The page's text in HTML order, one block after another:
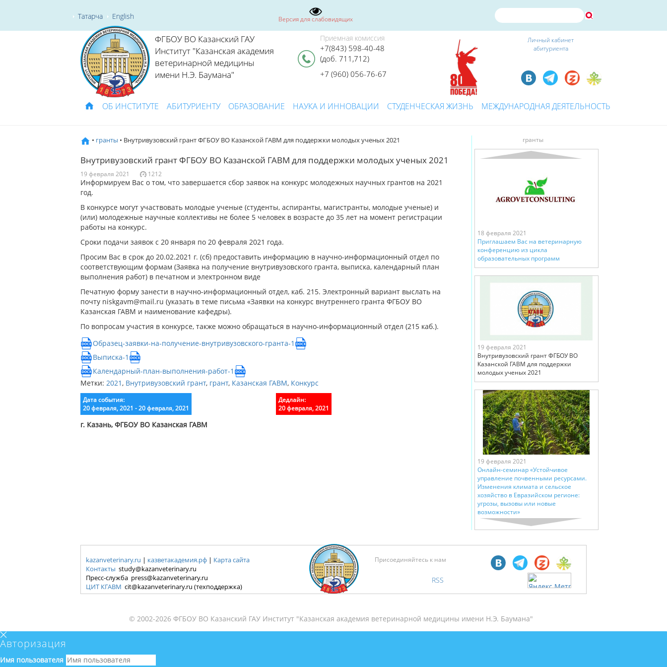
Татарча English Версия для слабовидящих
ФГБОУ ВО Казанский ГАУ
Институт "Казанская академия
ветеринарной медицины
имени Н.Э. Баумана"
Приемная комиссия
+7(843) 598-40-48
(доб. 711,712)
+7 (960) 056-76-67
Личный кабинет
абитуриента
ОБ ИНСТИТУТЕ АБИТУРИЕНТУ ОБРАЗОВАНИЕ НАУКА И ИННОВАЦИИ СТУДЕНЧЕСКАЯ ЖИЗНЬ МЕЖДУНАРОДНАЯ ДЕЯТЕЛЬНОСТЬ
• гранты • Внутривузовский грант ФГБОУ ВО Казанской ГАВМ для поддержки молодых ученых 2021
Внутривузовский грант ФГБОУ ВО Казанской ГАВМ для поддержки молодых ученых 2021
19 февраля 2021 1212
Информируем Вас о том, что завершается сбор заявок на конкурс молодежных научных грантов на 2021
год.
В конкурсе могут участвовать молодые ученые (студенты, аспиранты, магистранты, молодые ученые) и
(или) молодежные научные коллективы не более 5 человек в возрасте до 35 лет на момент регистрации
работы на конкурс.
Сроки подачи заявок с 20 января по 20 февраля 2021 года.
Просим Вас в срок до 20.02.2021 г. (сб) предоставить информацию в научно-информационный отдел по
соответствующим формам (Заявка на получение внутривузовского гранта, выписка, календарный план
выполнения работ) в печатном и электронном виде
Печатную форму занести в научно-информационный отдел, каб. 215. Электронный вариант выслать на
почту niskgavm@mail.ru (указать в теме письма «Заявки на конкурс внутреннего гранта ФГБОУ ВО
Казанская ГАВМ и наименование кафедры).
По вопросам участия в конкурсе, также можно обращаться в научно-информационный отдел (215 каб.).
Образец-заявки-на-получение-внутривузовского-гранта-1
Выписка-1
Календарный-план-выполнения-работ-1
Метки: 2021 , Внутривузовский грант, грант, Казанская ГАВМ, Конкурс
Дата события:
20 февраля, 2021 - 20 февраля, 2021
Дедлайн:
20 февраля, 2021
г. Казань, ФГБОУ ВО Казанская ГАВМ
гранты
18 февраля 2021
Приглашаем Вас на ветеринарную
конференцию из цикла
образовательных программ
19 февраля 2021
Внутривузовский грант ФГБОУ ВО
Казанской ГАВМ для поддержки
молодых ученых 2021
19 февраля 2021
Онлайн-семинар «Устойчивое
управление почвенными ресурсами.
Изменения климата и сельское
хозяйство в Евразийском регионе:
угрозы, вызовы или новые
возможности»
kazanveterinary.ru | казветакадемия.рф | Карта сайта
Контакты study@kazanveterinary.ru
Пресс-служба press@kazanveterinary.ru
ЦИТ КГАВМ cit@kazanveterinary.ru (техподдержка)
Присоединяйтесь к нам
RSS
© 2002-2026 ФГБОУ ВО Казанский ГАУ Институт "Казанская академия ветеринарной медицины имени Н.Э. Баумана"
Авторизация
Имя пользователя